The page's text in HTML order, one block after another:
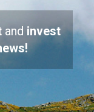
and invest